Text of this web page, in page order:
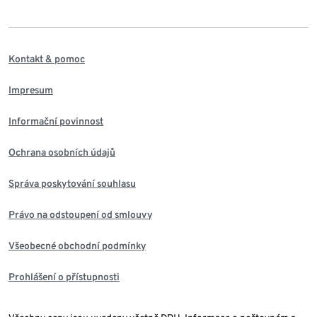
Kontakt & pomoc
Impresum
Informační povinnost
Ochrana osobních údajů
Správa poskytování souhlasu
Právo na odstoupení od smlouvy
Všeobecné obchodní podmínky
Prohlášení o přístupnosti